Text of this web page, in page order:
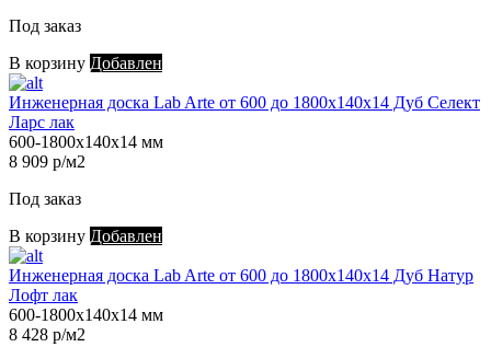
Под заказ
В корзину Добавлен
Инженерная доска Lab Arte от 600 до 1800х140х14 Дуб Селект
Ларс лак
600-1800х140х14 мм
8 909 р/м2
Под заказ
В корзину Добавлен
Инженерная доска Lab Arte от 600 до 1800х140х14 Дуб Натур
Лофт лак
600-1800х140х14 мм
8 428 р/м2